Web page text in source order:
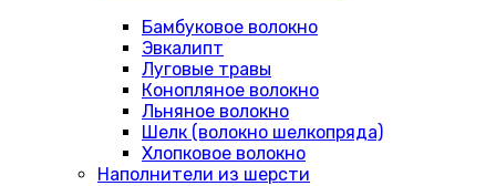
Бамбуковое волокно
Эвкалипт
Луговые травы
Конопляное волокно
Льняное волокно
Шелк (волокно шелкопряда)
Хлопковое волокно
Наполнители из шерсти